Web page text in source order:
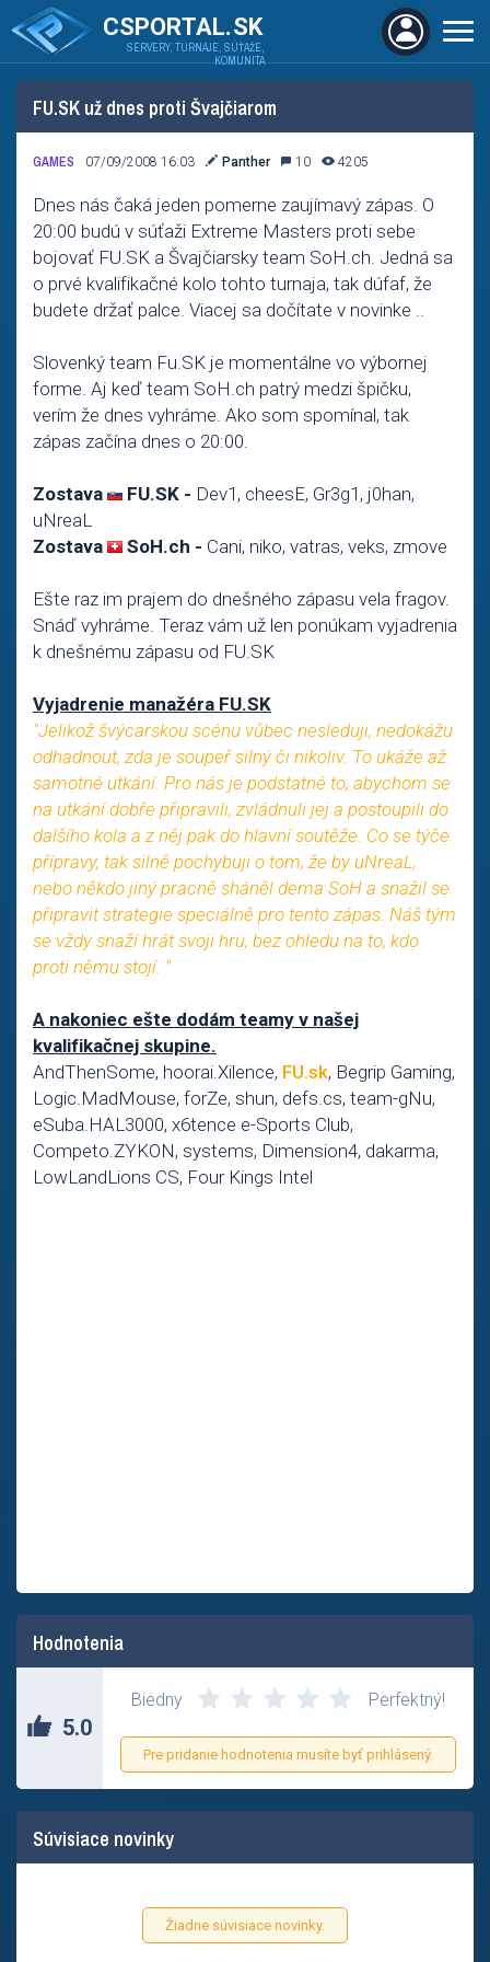
CSPORTAL.SK
SERVERY, TURNAJE, SÚŤAŽE,
KOMUNITA
FU.SK už dnes proti Švajčiarom
GAMES 07/09/2008 16:03 Panther 10 4205
Dnes nás čaká jeden pomerne zaujímavý zápas. O
20:00 budú v súťaži Extreme Masters proti sebe
bojovať FU.SK a Švajčiarsky team SoH.ch. Jedná sa
o prvé kvalifikačné kolo tohto turnaja, tak dúfaf, že
budete držať palce. Viacej sa dočítate v novinke ..
Slovenký team Fu.SK je momentálne vo výbornej
forme. Aj keď team SoH.ch patrý medzi špičku,
verím že dnes vyhráme. Ako som spomínal, tak
zápas začína dnes o 20:00.
Zostava FU.SK - Dev1, cheesE, Gr3g1, j0han,
uNreaL
Zostava
SoH.ch - Cani, niko, vatras, veks, zmove
Ešte raz im prajem do dnešného zápasu vela fragov.
Snáď vyhráme. Teraz vám už len ponúkam vyjadrenia
k dnešnému zápasu od FU.SK
Vyjadrenie manažéra FU.SK
"Jelikož švýcarskou scénu vůbec nesleduji, nedokážu
odhadnout, zda je soupeř silný či nikoliv. To ukáže až
samotné utkání. Pro nás je podstatné to, abychom se
na utkání dobře připravili, zvládnuli jej a postoupili do
dalšího kola a z něj pak do hlavní soutěže. Co se týče
přípravy, tak silně pochybuji o tom, že by uNreaL,
nebo někdo jiný pracně sháněl dema SoH a snažil se
připravit strategie speciálně pro tento zápas. Náš tým
se vždy snaží hrát svoji hru, bez ohledu na to, kdo
proti němu stojí. "
A nakoniec ešte dodám teamy v našej
kvalifikačnej skupine.
AndThenSome, hoorai.Xilence, FU.sk, Begrip Gaming,
Logic.MadMouse, forZe, shun, defs.cs, team-gNu,
eSuba.HAL3000, x6tence e-Sports Club,
Competo.ZYKON, systems, Dimension4, dakarma,
LowLandLions CS, Four Kings Intel
Hodnotenia
5.0
Biedny Perfektný!
Pre pridanie hodnotenia musíte byť prihlásený.
Súvisiace novinky
Žiadne súvisiace novinky.